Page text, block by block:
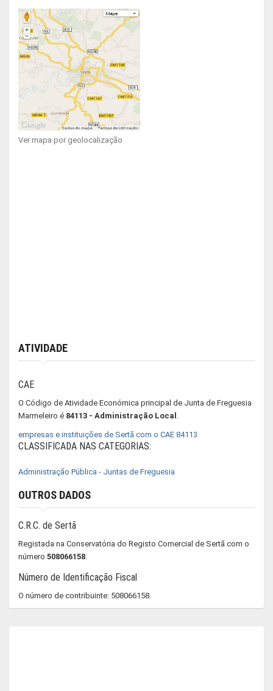
Ver mapa por geolocalização
ATIVIDADE
CAE
O Código de Atividade Económica principal de Junta de Freguesia
Marmeleiro é 84113 - Administração Local .
empresas e instituições de Sertã com o CAE 84113
CLASSIFICADA NAS CATEGORIAS:
Administração Pública - Juntas de Freguesia
OUTROS DADOS
C.R.C. de Sertã
Registada na Conservatória do Registo Comercial de Sertã com o
número 508066158.
Número de Identificação Fiscal
O número de contribuinte: 508066158.